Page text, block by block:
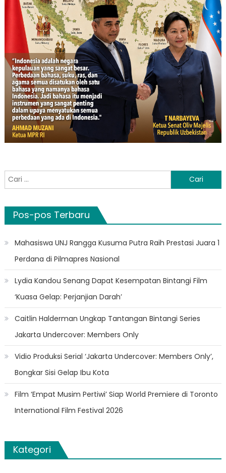
Cari
untuk:
Pos-pos Terbaru
Mahasiswa UNJ Rangga Kusuma Putra Raih Prestasi Juara 1
Perdana di Pilmapres Nasional
Lydia Kandou Senang Dapat Kesempatan Bintangi Film
‘Kuasa Gelap: Perjanjian Darah’
Caitlin Halderman Ungkap Tantangan Bintangi Series
Jakarta Undercover: Members Only
Vidio Produksi Serial ‘Jakarta Undercover: Members Only’,
Bongkar Sisi Gelap Ibu Kota
Film ‘Empat Musim Pertiwi’ Siap World Premiere di Toronto
International Film Festival 2026
Kategori